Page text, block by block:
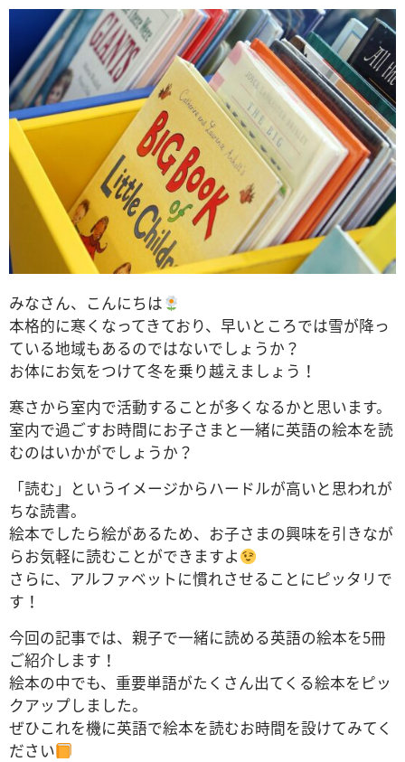
みなさん、こんにちは
本格的に寒くなってきており、早いところでは雪が降っ
ている地域もあるのではないでしょうか？
お体にお気をつけて冬を乗り越えましょう！
寒さから室内で活動することが多くなるかと思います。
室内で過ごすお時間にお子さまと一緒に英語の絵本を読
むのはいかがでしょうか？
「読む」というイメージからハードルが高いと思われが
ちな読書。
絵本でしたら絵があるため、お子さまの興味を引きなが
らお気軽に読むことができますよ
さらに、アルファベットに慣れさせることにピッタリで
す！
今回の記事では、親子で一緒に読める英語の絵本を5冊
ご紹介します！
絵本の中でも、重要単語がたくさん出てくる絵本をピッ
クアップしました。
ぜひこれを機に英語で絵本を読むお時間を設けてみてく
ださい